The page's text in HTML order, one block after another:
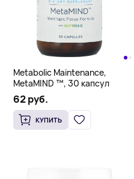
Metabolic Maintenance,
MetaMIND ™, 30 капсул
62 руб.
КУПИТЬ